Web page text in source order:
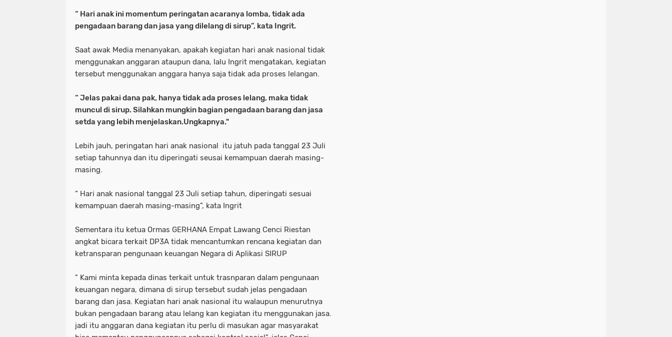
“ Hari anak ini momentum peringatan acaranya lomba, tidak ada
pengadaan barang dan jasa yang dilelang di sirup”, kata Ingrit.
Saat awak Media menanyakan, apakah kegiatan hari anak nasional tidak
menggunakan anggaran ataupun dana, lalu Ingrit mengatakan, kegiatan
tersebut menggunakan anggara hanya saja tidak ada proses lelangan.
“ Jelas pakai dana pak, hanya tidak ada proses lelang, maka tidak
muncul di sirup. Silahkan mungkin bagian pengadaan barang dan jasa
setda yang lebih menjelaskan.Ungkapnya."
Lebih jauh, peringatan hari anak nasional itu jatuh pada tanggal 23 Juli
setiap tahunnya dan itu diperingati seusai kemampuan daerah masing-
masing.
“ Hari anak nasional tanggal 23 Juli setiap tahun, diperingati sesuai
kemampuan daerah masing-masing”, kata Ingrit
Sementara itu ketua Ormas GERHANA Empat Lawang Cenci Riestan
angkat bicara terkait DP3A tidak mencantumkan rencana kegiatan dan
ketransparan pengunaan keuangan Negara di Aplikasi SIRUP
" Kami minta kepada dinas terkait untuk trasnparan dalam pengunaan
keuangan negara, dimana di sirup tersebut sudah jelas pengadaan
barang dan jasa. Kegiatan hari anak nasional itu walaupun menurutnya
bukan pengadaan barang atau lelang kan kegiatan itu menggunakan jasa.
jadi itu anggaran dana kegiatan itu perlu di masukan agar masyarakat